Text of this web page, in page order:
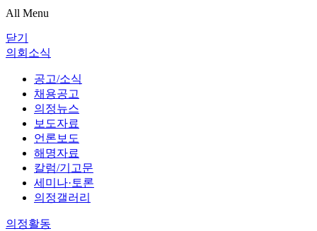
All Menu
닫기
의회소식
공고/소식
채용공고
의정뉴스
보도자료
언론보도
해명자료
칼럼/기고문
세미나·토론
의정갤러리
의정활동